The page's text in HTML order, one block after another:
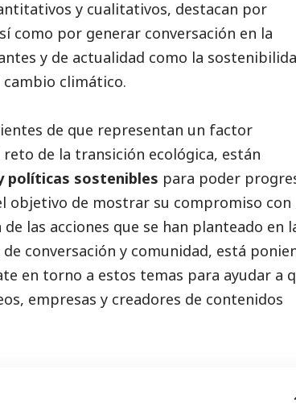
y cualitativos, destacan por
como por generar conversación en la
y de actualidad como la
cambio climático.
de que representan un factor
de la transición ecológica, están
políticas sostenibles para poder
objetivo de mostrar su compromiso con
las acciones que se han planteado en
conversación y comunidad, está
en torno a estos temas para ayudar a
empresas y creadores de contenidos